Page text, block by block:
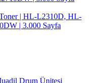
| HL-L2310D, HL-
| 3.000 Sayfa